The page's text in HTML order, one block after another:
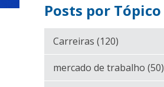
Posts por Tópico
Carreiras (120)
mercado de trabalho (50)